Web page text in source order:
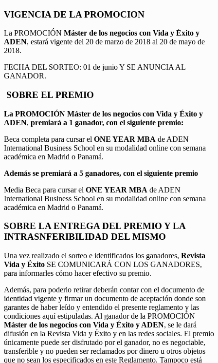
VIGENCIA DE LA PROMOCION
La PROMOCIÓN Máster de los negocios con Vida y Éxito y
ADEN, estará vigente del 20 de marzo de 2018 al 20 de mayo de
2018.
FECHA DEL SORTEO: 01 de junio Y SE ANUNCIA AL
GANADOR.
SOBRE EL PREMIO
La PROMOCIÓN Máster de los negocios con Vida y Éxito y
ADEN, premiará a 1 ganador, con el siguiente premio:
Beca completa para cursar el ONE YEAR MBA de ADEN
International Business School en su modalidad online con semana
académica en Madrid o Panamá.
Además se premiará a 5 ganadores, con el siguiente premio
Media Beca para cursar el ONE YEAR MBA de ADEN
International Business School en su modalidad online con semana
académica en Madrid o Panamá.
SOBRE LA ENTREGA DEL PREMIO Y LA
INTRASNFERIBILIDAD DEL MISMO
Una vez realizado el sorteo e identificados los ganadores, Revista
Vida y Éxito SE COMUNICARÁ CON LOS GANADORES,
para informarles cómo hacer efectivo su premio.
Además, para poderlo retirar deberán contar con el documento de
identidad vigente y firmar un documento de aceptación donde son
garantes de haber leído y entendido el presente reglamento y las
condiciones aquí estipuladas. Al ganador de la PROMOCIÓN
Máster de los negocios con Vida y Éxito y ADEN, se le dará
difusión en la Revista Vida y Éxito y en las redes sociales. El premio
únicamente puede ser disfrutado por el ganador, no es negociable,
transferible y no pueden ser reclamados por dinero u otros objetos
que no sean los especificados en este Reglamento. Tampoco está